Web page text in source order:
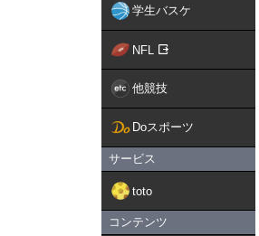
学生バスケ
NFL
他競技
Doスポーツ
サービス
toto
コンテンツ